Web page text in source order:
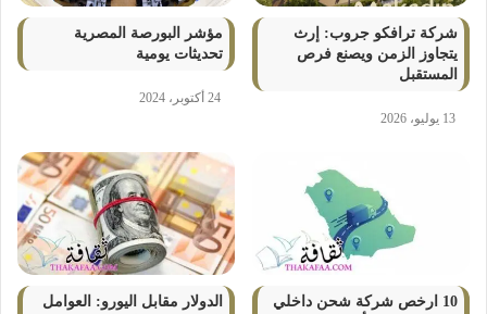
شركة ترافكو جروب: إرث
يتجاوز الزمن ويصنع فرص
المستقبل
13 يوليو، 2026
مؤشر البورصة المصرية
تحديثات يومية
24 أكتوبر، 2024
10 ارخص شركة شحن داخلي
الدولار مقابل اليورو: العوامل